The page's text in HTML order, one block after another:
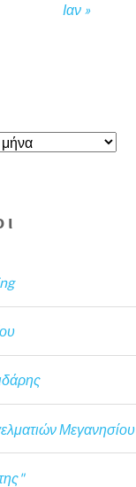
Ιαν »
Μεγανησίου